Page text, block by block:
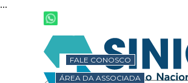
...
Ir para o conteúdo
ÁREA DA ASSOCIADA
FALE CONOSCO